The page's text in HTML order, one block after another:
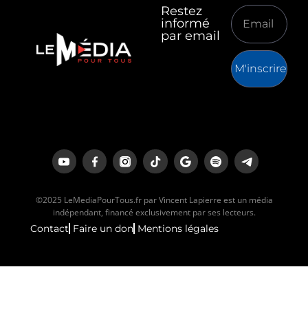
Restez
informé
par email
M'inscrire
©2025 LeMediaPourTous.fr par Vincent Lapierre est un média
indépendant, financé exclusivement par ses lecteurs.
Contact Faire un don Mentions légales